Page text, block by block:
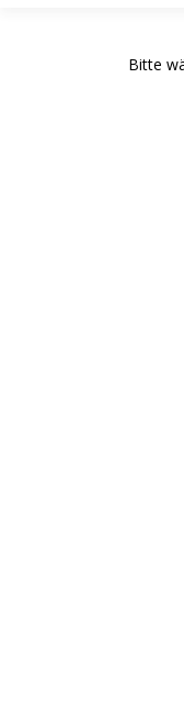
Bitte